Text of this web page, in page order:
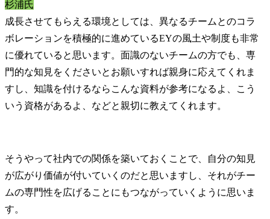
杉浦氏
成長させてもらえる環境としては、異なるチームとのコラ
ボレーションを積極的に進めているEYの風土や制度も非常
に優れていると思います。面識のないチームの方でも、専
門的な知見をくださいとお願いすれば親身に応えてくれま
すし、知識を付けるならこんな資料が参考になるよ、こう
いう資格があるよ、などと親切に教えてくれます。
そうやって社内での関係を築いておくことで、自分の知見
が広がり価値が付いていくのだと思いますし、それがチー
ムの専門性を広げることにもつながっていくように思いま
す。